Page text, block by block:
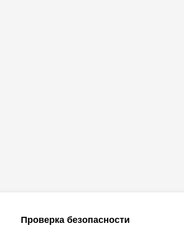
Проверка безопасности